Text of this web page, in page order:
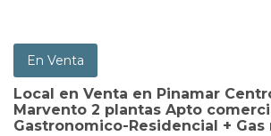
En Venta
Local en Venta en Pinamar
Marvento 2 plantas Apto
Gastronomico-Residencial + Gas